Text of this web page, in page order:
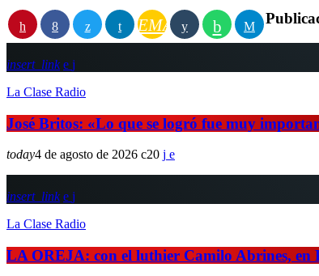
EMAIL
insert_link
La Clase Radio
José Britos: «Lo que se logró fue muy
today4 de agosto de 2026 20
insert_link
La Clase Radio
LA OREJA: con el luthier Camilo Abrines, en